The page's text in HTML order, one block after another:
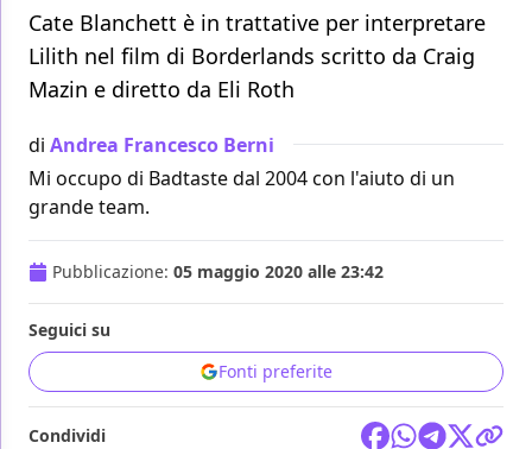
Cate Blanchett è in trattative per interpretare
Lilith nel film di Borderlands scritto da Craig
Mazin e diretto da Eli Roth
di Andrea Francesco Berni
Mi occupo di Badtaste dal 2004 con l'aiuto di un
grande team.
Pubblicazione: 05 maggio 2020 alle 23:42
Seguici su
Fonti preferite
Condividi